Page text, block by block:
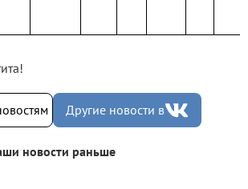
Другие новости в
новости раньше